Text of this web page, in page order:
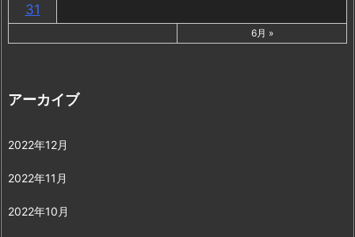
31
6月 »
アーカイブ
2022年12月
2022年11月
2022年10月